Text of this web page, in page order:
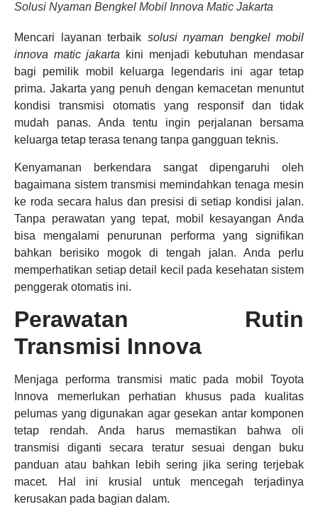
Solusi Nyaman Bengkel Mobil Innova Matic Jakarta
Mencari layanan terbaik solusi nyaman bengkel mobil
innova matic jakarta kini menjadi kebutuhan mendasar
bagi pemilik mobil keluarga legendaris ini agar tetap
prima. Jakarta yang penuh dengan kemacetan menuntut
kondisi transmisi otomatis yang responsif dan tidak
mudah panas. Anda tentu ingin perjalanan bersama
keluarga tetap terasa tenang tanpa gangguan teknis.
Kenyamanan berkendara sangat dipengaruhi oleh
bagaimana sistem transmisi memindahkan tenaga mesin
ke roda secara halus dan presisi di setiap kondisi jalan.
Tanpa perawatan yang tepat, mobil kesayangan Anda
bisa mengalami penurunan performa yang signifikan
bahkan berisiko mogok di tengah jalan. Anda perlu
memperhatikan setiap detail kecil pada kesehatan sistem
penggerak otomatis ini.
Perawatan Rutin
Transmisi Innova
Menjaga performa transmisi matic pada mobil Toyota
Innova memerlukan perhatian khusus pada kualitas
pelumas yang digunakan agar gesekan antar komponen
tetap rendah. Anda harus memastikan bahwa oli
transmisi diganti secara teratur sesuai dengan buku
panduan atau bahkan lebih sering jika sering terjebak
macet. Hal ini krusial untuk mencegah terjadinya
kerusakan pada bagian dalam.